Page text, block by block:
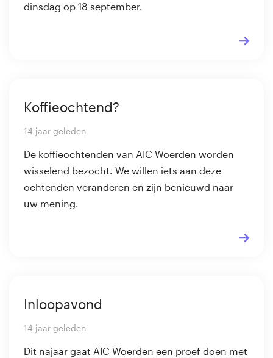
dinsdag op 18 september.
Koffieochtend?
14 jaar geleden
De koffieochtenden van AIC Woerden worden
wisselend bezocht. We willen iets aan deze
ochtenden veranderen en zijn benieuwd naar
uw mening.
Inloopavond
14 jaar geleden
Dit najaar gaat AIC Woerden een proef doen met